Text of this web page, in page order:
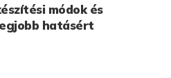
módok és
hatásért